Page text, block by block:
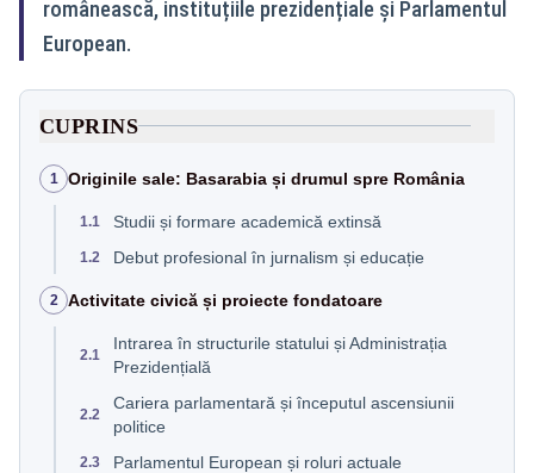
românească, instituțiile prezidențiale și Parlamentul
European.
CUPRINS
1 Originile sale: Basarabia și drumul spre România
1.1 Studii și formare academică extinsă
1.2 Debut profesional în jurnalism și educație
2 Activitate civică și proiecte fondatoare
2.1
Intrarea în structurile statului și Administrația
Prezidențială
2.2
Cariera parlamentară și începutul ascensiunii
politice
2.3 Parlamentul European și roluri actuale